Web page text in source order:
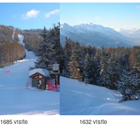
1685 visite 1632 visite